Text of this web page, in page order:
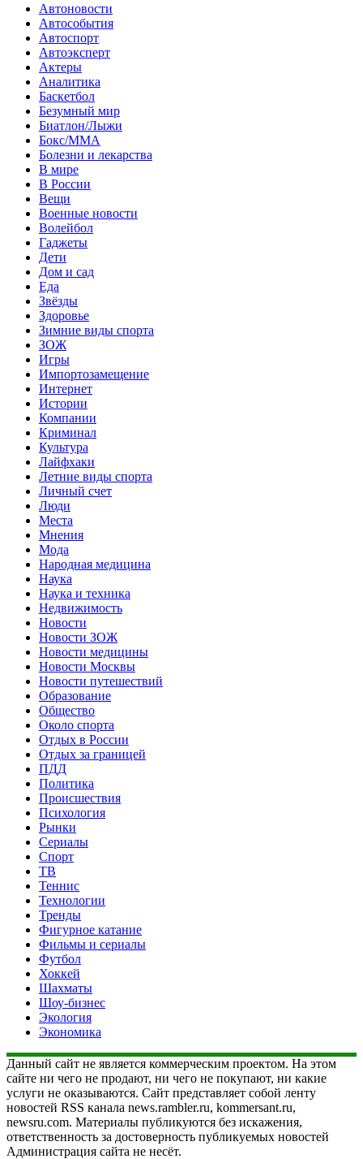
Автоновости
Автособытия
Автоспорт
Автоэксперт
Актеры
Аналитика
Баскетбол
Безумный мир
Биатлон/Лыжи
Бокс/MMA
Болезни и лекарства
В мире
В России
Вещи
Военные новости
Волейбол
Гаджеты
Дети
Дом и сад
Еда
Звёзды
Здоровье
Зимние виды спорта
ЗОЖ
Игры
Импортозамещение
Интернет
Истории
Компании
Криминал
Культура
Лайфхаки
Летние виды спорта
Личный счет
Люди
Места
Мнения
Мода
Народная медицина
Наука
Наука и техника
Недвижимость
Новости
Новости ЗОЖ
Новости медицины
Новости Москвы
Новости путешествий
Образование
Общество
Около спорта
Отдых в России
Отдых за границей
ПДД
Политика
Происшествия
Психология
Рынки
Сериалы
Спорт
ТВ
Теннис
Технологии
Тренды
Фигурное катание
Фильмы и сериалы
Футбол
Хоккей
Шахматы
Шоу-бизнес
Экология
Экономика
Данный сайт не является коммерческим проектом. На этом
сайте ни чего не продают, ни чего не покупают, ни какие
услуги не оказываются. Сайт представляет собой ленту
новостей RSS канала news.rambler.ru, kommersant.ru,
newsru.com. Материалы публикуются без искажения,
ответственность за достоверность публикуемых новостей
Администрация сайта не несёт.